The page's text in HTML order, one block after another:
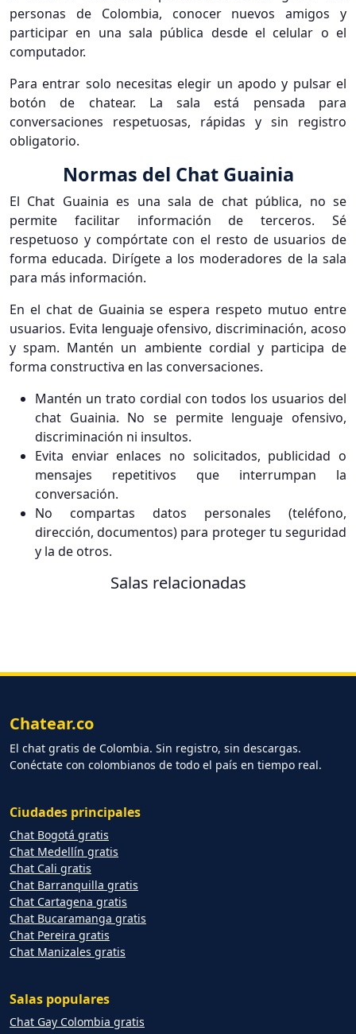
personas de Colombia, conocer nuevos amigos y
participar en una sala pública desde el celular o el
computador.
Para entrar solo necesitas elegir un apodo y pulsar el
botón de chatear. La sala está pensada para
conversaciones respetuosas, rápidas y sin registro
obligatorio.
Normas del Chat Guainia
El Chat Guainia es una sala de chat pública, no se
permite facilitar información de terceros. Sé
respetuoso y compórtate con el resto de usuarios de
forma educada. Dirígete a los moderadores de la sala
para más información.
En el chat de Guainia se espera respeto mutuo entre
usuarios. Evita lenguaje ofensivo, discriminación, acoso
y spam. Mantén un ambiente cordial y participa de
forma constructiva en las conversaciones.
Mantén un trato cordial con todos los usuarios del
chat Guainia. No se permite lenguaje ofensivo,
discriminación ni insultos.
Evita enviar enlaces no solicitados, publicidad o
mensajes repetitivos que interrumpan la
conversación.
No compartas datos personales (teléfono,
dirección, documentos) para proteger tu seguridad
y la de otros.
Salas relacionadas
Chatear.co
El chat gratis de Colombia. Sin registro, sin descargas.
Conéctate con colombianos de todo el país en tiempo real.
Ciudades principales
Chat Bogotá gratis
Chat Medellín gratis
Chat Cali gratis
Chat Barranquilla gratis
Chat Cartagena gratis
Chat Bucaramanga gratis
Chat Pereira gratis
Chat Manizales gratis
Salas populares
Chat Gay Colombia gratis